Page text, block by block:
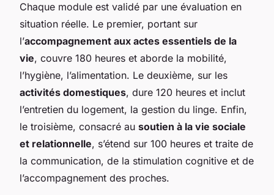
Chaque module est validé par une évaluation en
situation réelle. Le premier, portant sur
l’accompagnement aux actes essentiels de la
vie, couvre 180 heures et aborde la mobilité,
l’hygiène, l’alimentation. Le deuxième, sur les
activités domestiques, dure 120 heures et inclut
l’entretien du logement, la gestion du linge. Enfin,
le troisième, consacré au soutien à la vie sociale
et relationnelle, s’étend sur 100 heures et traite de
la communication, de la stimulation cognitive et de
l’accompagnement des proches.